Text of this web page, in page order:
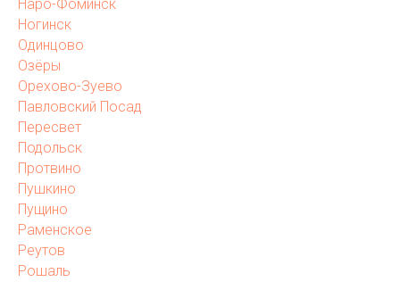
Наро-Фоминск
Ногинск
Одинцово
Озёры
Орехово-Зуево
Павловский Посад
Пересвет
Подольск
Протвино
Пушкино
Пущино
Раменское
Реутов
Рошаль